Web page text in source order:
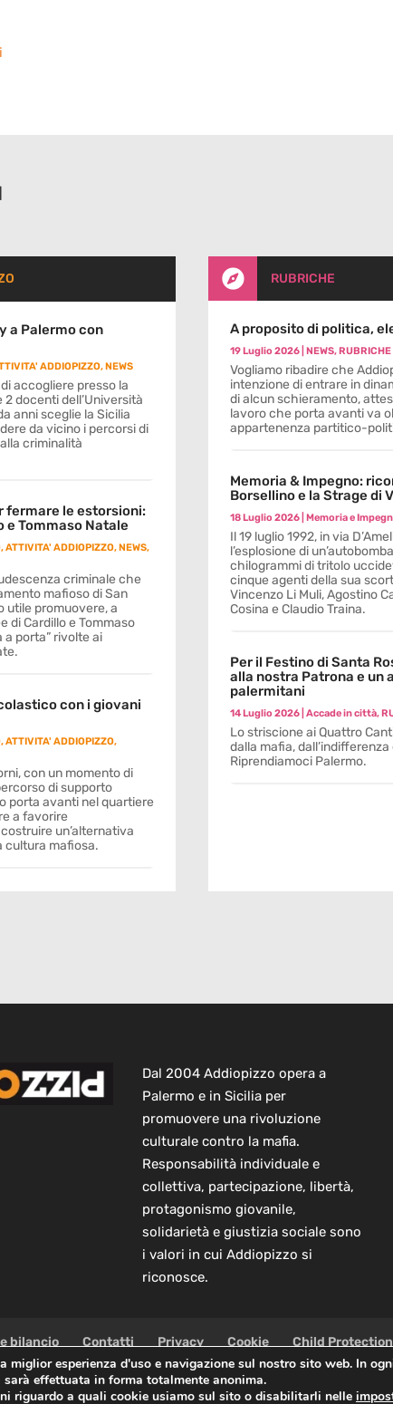
a Palermo con
ADDIOPIZZO, NEWS
accogliere presso la
docenti dell’Università
anni sceglie la Sicilia
da vicino i percorsi di
criminalità
fermare le estorsioni:
e Tommaso Natale
,ATTIVITA' ADDIOPIZZO, NEWS,
criminale che
mafioso di San
utile promuovere, a
di Cardillo e Tommaso
a porta” rivolte ai
con i giovani
,ATTIVITA' ADDIOPIZZO,
con un momento di
di supporto
porta avanti nel quartiere
a favorire
un’alternativa
cultura mafiosa.
 RUBRICHE
A proposito di politica,
19 Luglio 2026| NEWS, RUBRICHE
Vogliamo ribadire che
intenzione di entrare in
di alcun schieramento,
lavoro che porta avanti va
appartenenza partitico-
Memoria & Impegno:
Borsellino e la Strage di
18 Luglio 2026| Memoria e
Il 19 luglio 1992, in via
l’esplosione di
chilogrammi di tritolo
cinque agenti della sua
Vincenzo Li Muli, Agostino
Cosina e Claudio Traina.
Per il Festino di Santa
alla nostra Patrona e un
palermitani
14 Luglio 2026| Accade in città,
Lo striscione ai Quattro
dalla mafia, dall’indifferenza
Riprendiamoci Palermo.
Dal 2004 Addiopizzo opera a
Palermo e in Sicilia per
promuovere una rivoluzione
culturale contro la mafia.
Responsabilità individuale e
collettiva, partecipazione, libertà,
protagonismo giovanile,
solidarietà e giustizia sociale sono
i valori in cui Addiopizzo si
riconosce.
bilancio Contatti Privacy Cookie Child
| Tutti i diritti riservati | Sede Centrale: via Lincoln 131, 90133 Palermo
miglior esperienza d'uso e navigazione sul nostro sito web. In
effettuata in forma totalmente anonima.
riguardo a quali cookie usiamo sul sito o disabilitarli nelle